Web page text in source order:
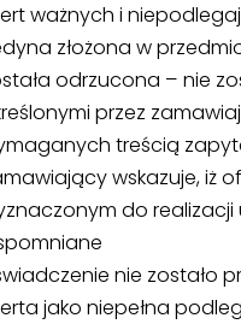
ważnych i
złożona w
odrzucona – nie
przez
treścią
wskazuje, iż
do realizacji
nie zostało
jako niepełna